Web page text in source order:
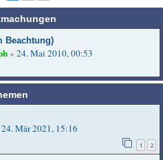
Beachtung)
« 24. Mai 2010, 00:53
24. Mär 2021, 15:16
1 2